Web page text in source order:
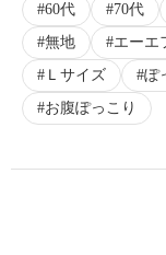
60代
70代
無地
エー
Ｌサイズ
ぽ
お腹ぽっこり